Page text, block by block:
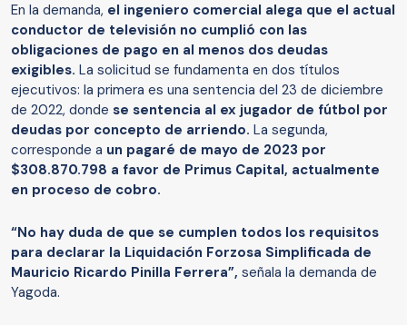
En la demanda, el ingeniero comercial alega que el actual
conductor de televisión no cumplió con las
obligaciones de pago en al menos dos deudas
exigibles. La solicitud se fundamenta en dos títulos
ejecutivos: la primera es una sentencia del 23 de diciembre
de 2022, donde se sentencia al ex jugador de fútbol por
deudas por concepto de arriendo. La segunda,
corresponde a un pagaré de mayo de 2023 por
$308.870.798 a favor de Primus Capital, actualmente
en proceso de cobro.
“No hay duda de que se cumplen todos los requisitos
para declarar la Liquidación Forzosa Simplificada de
Mauricio Ricardo Pinilla Ferrera”, señala la demanda de
Yagoda.